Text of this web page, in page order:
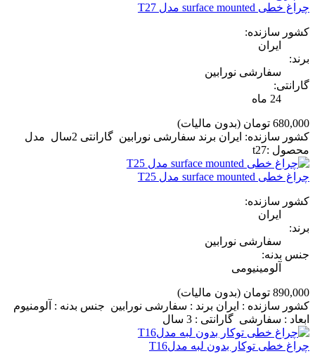
چراغ خطی surface mounted مدل T27
کشور سازنده:
ایران
برند:
سفارشی نورابین
گارانتی:
24 ماه
680,000 تومان
(بدون مالیات)
کشور سازنده: ایران برند سفارشی نورابین گارانتی 2سال مدل
محصول :t27
چراغ خطی surface mounted مدل T25
کشور سازنده:
ایران
برند:
سفارشی نورابین
جنس بدنه:
آلومینیومی
890,000 تومان
(بدون مالیات)
کشور سازنده : ایران برند : سفارشی نورابین جنس بدنه : آلومنیوم
ابعاد : سفارشی گارانتی : 3 سال
چراغ خطی توکار بدون لبه مدلT16